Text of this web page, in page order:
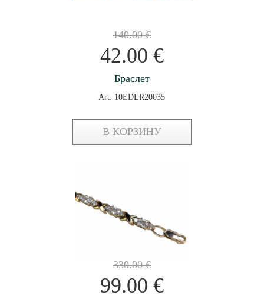
140.00€
42.00 €
Браслет
Art: 10EDLR20035
В КОРЗИНУ
330.00€
99.00 €